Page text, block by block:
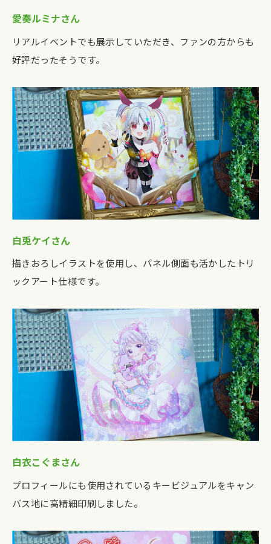
愛奏ルミナさん
リアルイベントでも展示していただき、ファンの方からも
好評だったそうです。
白兎ケイさん
描きおろしイラストを使用し、パネル側面も活かしたトリ
ックアート仕様です。
白衣こぐまさん
プロフィールにも使用されているキービジュアルをキャン
バス地に高精細印刷しました。